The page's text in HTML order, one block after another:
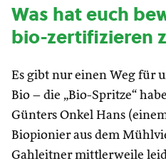
Was hat euch
bio-zertifizieren
Es gibt nur einen Weg für
Bio – die „Bio-Spritze“
Günters Onkel Hans
Biopionier aus dem
Gahleitner mittlerweile